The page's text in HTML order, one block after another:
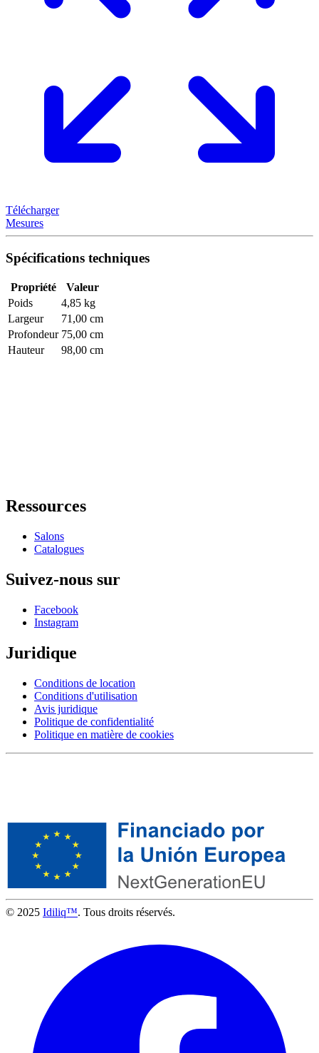
Télécharger
Mesures
Spécifications techniques
Propriété
Valeur
Poids
4,85 kg
Largeur
71,00 cm
Profondeur 75,00 cm
Hauteur
98,00 cm
Ressources
Salons
Catalogues
Suivez-nous sur
Facebook
Instagram
Juridique
Conditions de location
Conditions d'utilisation
Avis juridique
Politique de confidentialité
Politique en matière de cookies
© 2025 Idiliq™. Tous droits réservés.